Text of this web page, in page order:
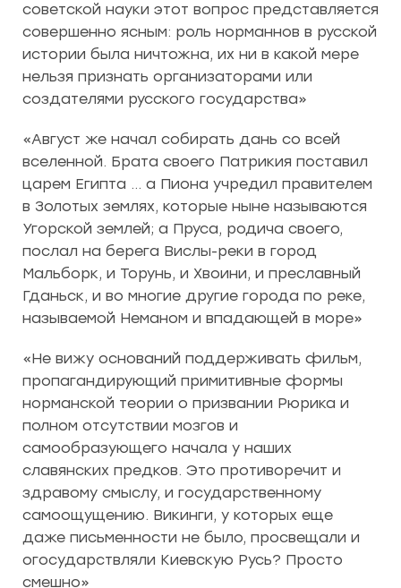
советской науки этот вопрос представляется
совершенно ясным: роль норманнов в русской
истории была ничтожна, их ни в какой мере
нельзя признать организаторами или
создателями русского государства»
«Август же начал собирать дань со всей
вселенной. Брата своего Патрикия поставил
царем Египта … а Пиона учредил правителем
в Золотых землях, которые ныне называются
Угорской землей; а Пруса, родича своего,
послал на берега Вислы-реки в город
Мальборк, и Торунь, и Хвоини, и преславный
Гданьск, и во многие другие города по реке,
называемой Неманом и впадающей в море»
«Не вижу оснований поддерживать фильм,
пропагандирующий примитивные формы
норманской теории о призвании Рюрика и
полном отсутствии мозгов и
самообразующего начала у наших
славянских предков. Это противоречит и
здравому смыслу, и государственному
самоощущению. Викинги, у которых еще
даже письменности не было, просвещали и
огосударствляли Киевскую Русь? Просто
смешно»